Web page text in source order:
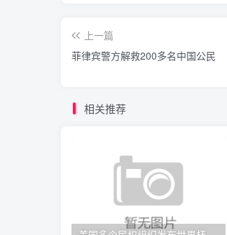
上一篇
菲律宾警方解救200多名中国公民
相关推荐